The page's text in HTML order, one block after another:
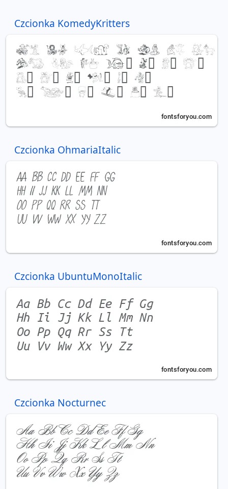
Czcionka KomedyKritters
Czcionka OhmariaItalic
Czcionka UbuntuMonoItalic
Czcionka Nocturnec